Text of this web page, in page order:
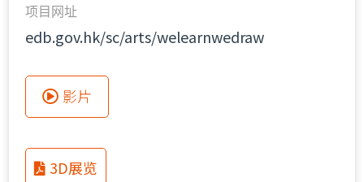
项目网址
edb.gov.hk/sc/arts/welearnwedraw
影片
3D展览